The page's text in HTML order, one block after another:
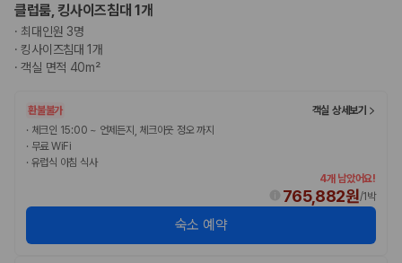
클럽룸, 킹사이즈침대 1개
· 최대인원 3명
·킹사이즈침대 1개
·객실 면적 40m²
환불불가
객실 상세보기
· 체크인 15:00 ~ 언제든지, 체크아웃 정오 까지
· 무료 WiFi
· 유럽식 아침 식사
4개 남았어요!
765,882원/1박
숙소 예약